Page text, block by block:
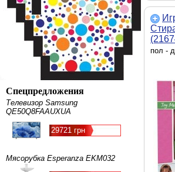
Спецпредложения
Телевизор Samsung
QE50Q8FAAUXUA
29721 грн
Мясорубка Esperanza EKM032
пол -